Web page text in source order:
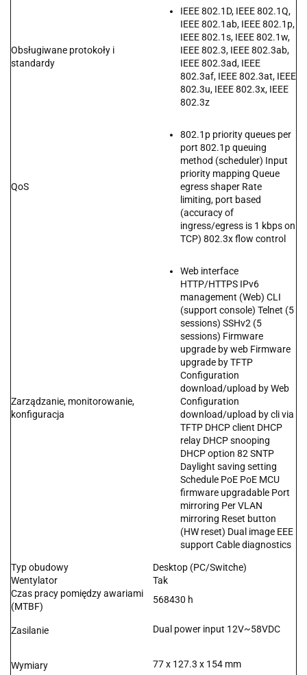
Obsługiwane protokoły i
standardy
IEEE 802.1D, IEEE 802.1Q,
IEEE 802.1ab, IEEE 802.1p,
IEEE 802.1s, IEEE 802.1w,
IEEE 802.3, IEEE 802.3ab,
IEEE 802.3ad, IEEE
802.3af, IEEE 802.3at, IEEE
802.3u, IEEE 802.3x, IEEE
802.3z
QoS
802.1p priority queues per
port 802.1p queuing
method (scheduler) Input
priority mapping Queue
egress shaper Rate
limiting, port based
(accuracy of
ingress/egress is 1 kbps on
TCP) 802.3x flow control
Zarządzanie, monitorowanie,
konfiguracja
Web interface
HTTP/HTTPS IPv6
management (Web) CLI
(support console) Telnet (5
sessions) SSHv2 (5
sessions) Firmware
upgrade by web Firmware
upgrade by TFTP
Configuration
download/upload by Web
Configuration
download/upload by cli via
TFTP DHCP client DHCP
relay DHCP snooping
DHCP option 82 SNTP
Daylight saving setting
Schedule PoE PoE MCU
firmware upgradable Port
mirroring Per VLAN
mirroring Reset button
(HW reset) Dual image EEE
support Cable diagnostics
Typ obudowy
Desktop (PC/Switche)
Wentylator
Tak
Czas pracy pomiędzy awariami
(MTBF)
568430 h
Zasilanie Dual power input 12V~58VDC
Wymiary 77 x 127.3 x 154 mm